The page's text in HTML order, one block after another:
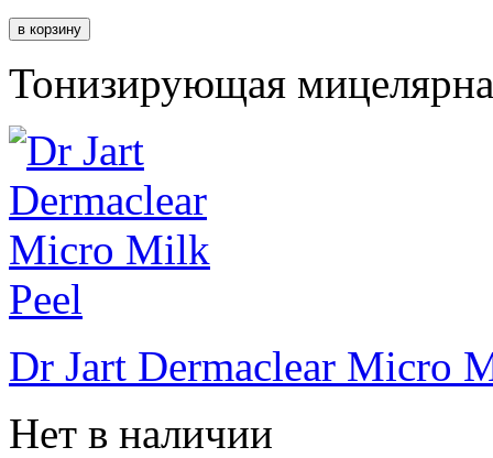
Тонизирующая
Dr Jart Dermaclear Micro
Нет в наличии